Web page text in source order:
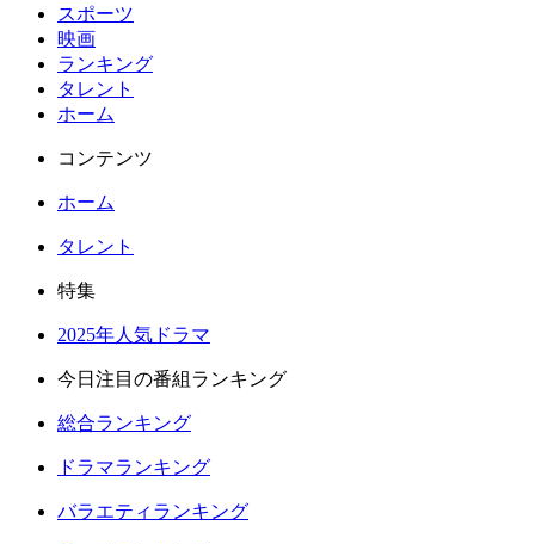
スポーツ
映画
ランキング
タレント
ホーム
コンテンツ
ホーム
タレント
特集
2025年人気ドラマ
今日注目の番組ランキング
総合ランキング
ドラマランキング
バラエティランキング